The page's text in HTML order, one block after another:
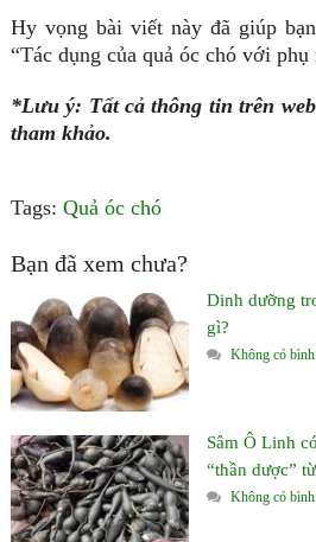
Hy vọng bài viết này đã giúp
“Tác dụng của quả óc chó với
*Lưu ý: Tất cả thông tin trên
tham khảo.
Tags: Quả óc chó
Bạn đã xem chưa?
Dinh dưỡng
gì?
Không có
Sâm Ô Linh
“thần dược”
Không có